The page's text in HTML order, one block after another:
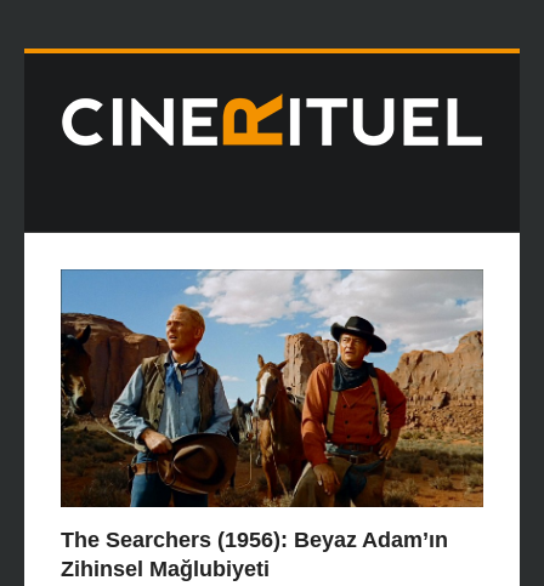
The Searchers (1956): Beyaz Adam’ın
Zihinsel Mağlubiyeti